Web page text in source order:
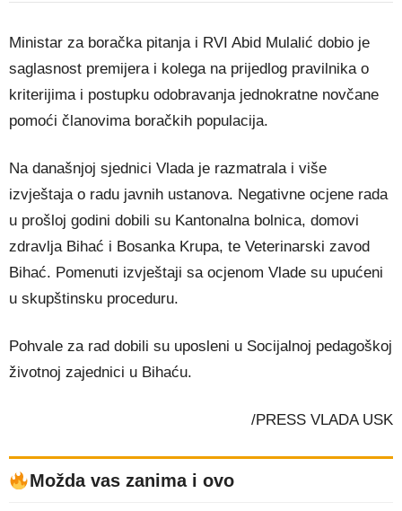
Ministar za boračka pitanja i RVI Abid Mulalić dobio je
saglasnost premijera i kolega na prijedlog pravilnika o
kriterijima i postupku odobravanja jednokratne novčane
pomoći članovima boračkih populacija.
Na današnjoj sjednici Vlada je razmatrala i više
izvještaja o radu javnih ustanova. Negativne ocjene rada
u prošloj godini dobili su Kantonalna bolnica, domovi
zdravlja Bihać i Bosanka Krupa, te Veterinarski zavod
Bihać. Pomenuti izvještaji sa ocjenom Vlade su upućeni
u skupštinsku proceduru.
Pohvale za rad dobili su uposleni u Socijalnoj pedagoškoj
životnoj zajednici u Bihaću.
/PRESS VLADA USK
Možda vas zanima i ovo